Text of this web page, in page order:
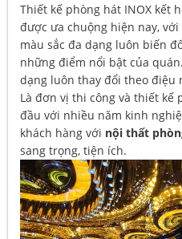
Thiết kế phòng hát INOX kết
được ưa chuộng hiện nay,
màu sắc đa dạng luôn biến
những điểm nổi bật của
dạng luôn thay đổi theo điệu
Là đơn vị thi công và thiết kế
đầu với nhiều năm kinh
khách hàng với nội thất
sang trọng, tiện ích.